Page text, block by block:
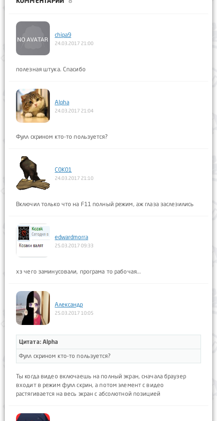
chipa9
24.03.2017 21:00
полезная штука. Спасибо
Alpha
24.03.2017 21:04
Фулл скрином кто-то пользуется?
C0K01
24.03.2017 21:10
Включил только что на F11 полный режим, аж глаза заслезились
edwardmorra
25.03.2017 09:33
хз чего заминусовали, програма то рабочая...
Aлександр
25.03.2017 10:05
Цитата: Alpha
Фулл скрином кто-то пользуется?
Ты когда видео включаешь на полный экран, сначала браузер
входит в режим фулл скрин, а потом элемент с видео
растягивается на весь экран с абсолютной позицией